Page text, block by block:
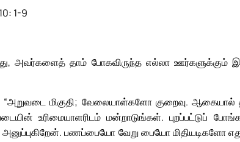
1-9
அவர்களைத் தாம் போகவிருந்த எல்லா ஊர்களுக்கும்
மிகுதி; வேலையாள்களோ குறைவு. ஆகையால்
உரிமையாளரிடம் மன்றாடுங்கள். புறப்பட்டுப்
பணப்பையோ வேறு பையோ மிதியடிகளோ